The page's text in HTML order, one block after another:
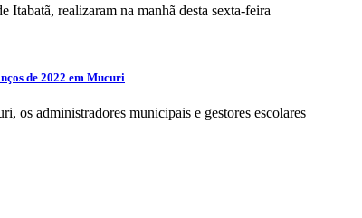
realizaram na manhã desta sexta-feira
de 2022 em Mucuri
os administradores municipais e gestores escolares